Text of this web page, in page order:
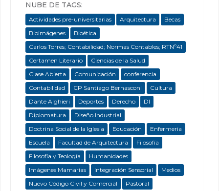
NUBE DE TAGS:
Actividades pre-universitarias Arquitectura
Becas
Bioimágenes
Bioética
Carlos Torres; Contabilidad; Normas Contables; RTNº41
Certamen Literario
Ciencias de la Salud
Clase Abierta
Comunicación
conferencia
Contabilidad
CP Santiago Bernasconi
Cultura
Dante Alghieri
Deportes Derecho
DI
Diplomatura
Diseño Industrial
Doctrina Social de la Iglesia
Educación
Enfermeria
Escuela
Facultad de Arquitectura
Filosofía
Filosofía y Teología
Humanidades
Imágenes Mamarias
Integración Sensorial
Medios
Nuevo Código Civil y Comercial
Pastoral